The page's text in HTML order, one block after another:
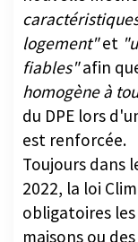
logement"et
fiables"afin
homogène à
du DPE lors
est renforcée.
Toujours dans
2022, la loi
obligatoires les
maisons ou des
leur mise en